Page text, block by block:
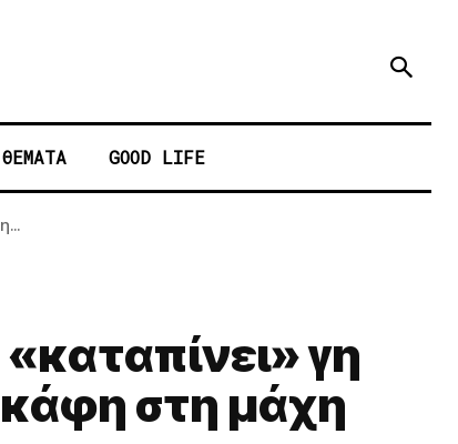
ΘΕΜΑΤΑ GOOD LIFE
γη
στη μάχη